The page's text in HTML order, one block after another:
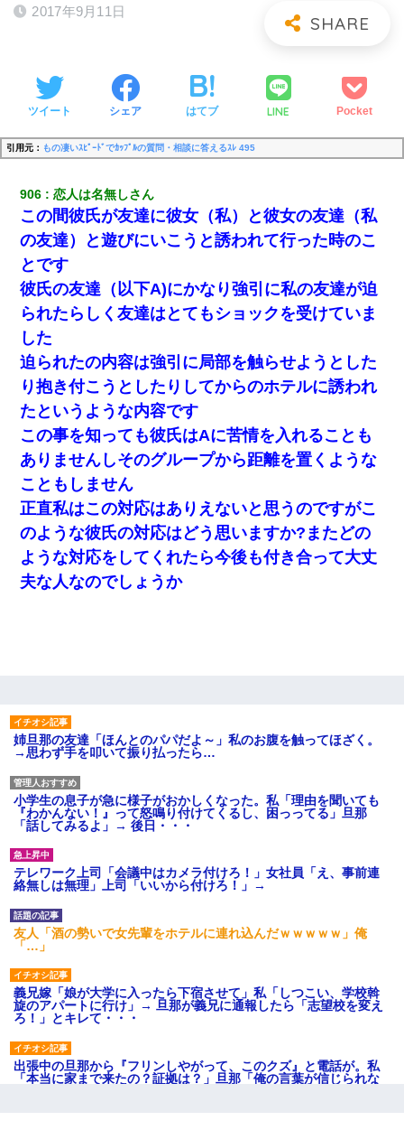
2017年9月11日
ツイート シェア はてブ LINE Pocket
引用元： もの凄いｽﾋﾟｰﾄﾞでｶｯﾌﾟﾙの質問・相談に答えるｽﾚ 495
906 恋人は名無しさん
この間彼氏が友達に彼女（私）と彼女の友達（私
の友達）と遊びにいこうと誘われて行った時のこ
とです
彼氏の友達（以下A)にかなり強引に私の友達が迫
られたらしく友達はとてもショックを受けていま
した
迫られたの内容は強引に局部を触らせようとした
り抱き付こうとしたりしてからのホテルに誘われ
たというような内容です
この事を知っても彼氏はAに苦情を入れることも
ありませんしそのグループから距離を置くような
こともしません
正直私はこの対応はありえないと思うのですがこ
のような彼氏の対応はどう思いますか?またどの
ような対応をしてくれたら今後も付き合って大丈
夫な人なのでしょうか
姉旦那の友達「ほんとのパパだよ～」私のお腹を触ってほざく。
→思わず手を叩いて振り払ったら…
小学生の息子が急に様子がおかしくなった。私「理由を聞いても
『わかんない！』って怒鳴り付けてくるし、困っってる」旦那
「話してみるよ」→ 後日・・・
テレワーク上司「会議中はカメラ付けろ！」女社員「え、事前連
絡無しは無理」上司「いいから付けろ！」→
友人「酒の勢いで女先輩をホテルに連れ込んだｗｗｗｗｗ」俺
「…」
義兄嫁「娘が大学に入ったら下宿させて」私「しつこい、学校斡
旋のアパートに行け」→ 旦那が義兄に通報したら「志望校を変え
ろ！」とキレて・・・
出張中の旦那から『フリンしやがって、このクズ』と電話が。私
「本当に家まで来たの？証拠は？」旦那「俺の言葉が信じられな